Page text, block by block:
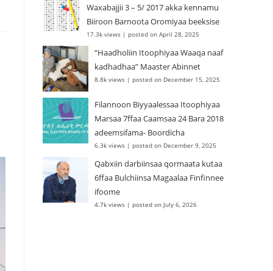
Waxabajjii 3 – 5/ 2017 akka kennamu
Biiroon Barnoota Oromiyaa beeksise
17.3k views | posted on April 28, 2025
“Haadholiin Itoophiyaa Waaqa naaf
kadhadhaa” Maaster Abinnet
8.8k views | posted on December 15, 2025
Filannoon Biyyaalessaa Itoophiyaa
Marsaa 7ffaa Caamsaa 24 Bara 2018
adeemsifama- Boordicha
6.3k views | posted on December 9, 2025
Qabxiin darbiinsaa qormaata kutaa
6ffaa Bulchiinsa Magaalaa Finfinnee
ifoome
4.7k views | posted on July 6, 2026